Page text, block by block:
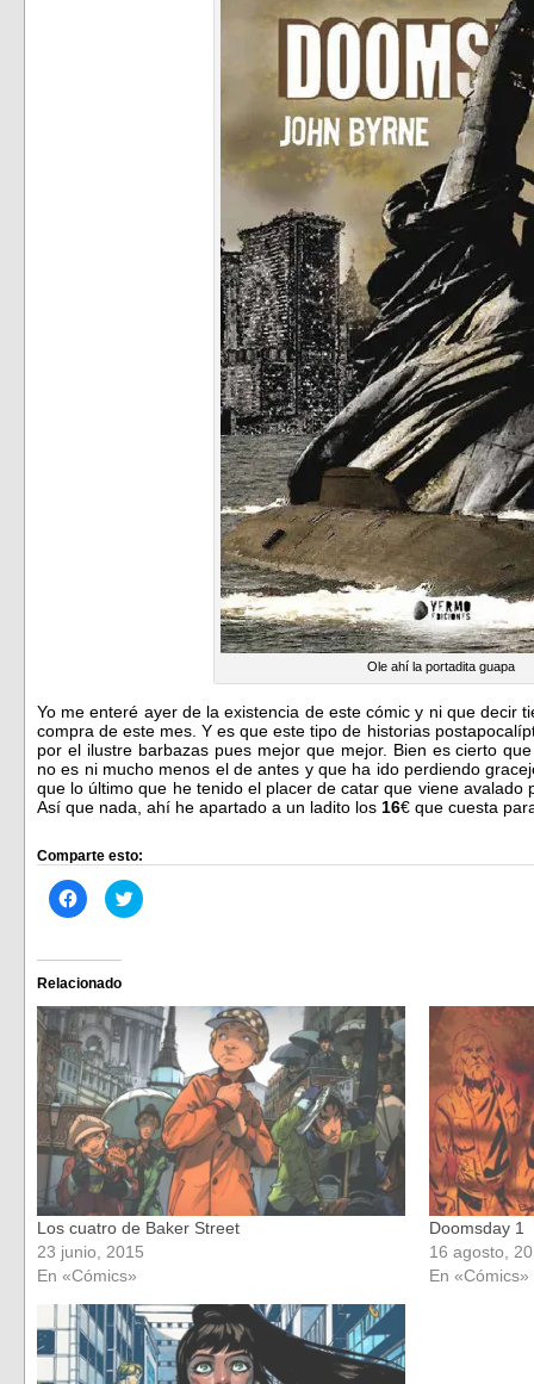
Ole ahí la portadita guapa
Yo me enteré ayer de la existencia de este cómic y ni que decir
compra de este mes. Y es que este tipo de historias
por el ilustre barbazas pues mejor que mejor. Bien es cierto
no es ni mucho menos el de antes y que ha ido perdiendo
que lo último que he tenido el placer de catar que viene
Así que nada, ahí he apartado a un ladito los 16€ que cuesta
Comparte esto:
Haz
clic
Facebook
(Se
abre
en
una
ventana
nueva)
Haz
clic
en
una
ventana
nueva)
Relacionado
Los cuatro de Baker Street
23 junio, 2015
En «Cómics»
Doomsday 1
16 agosto,
En «Cómics»